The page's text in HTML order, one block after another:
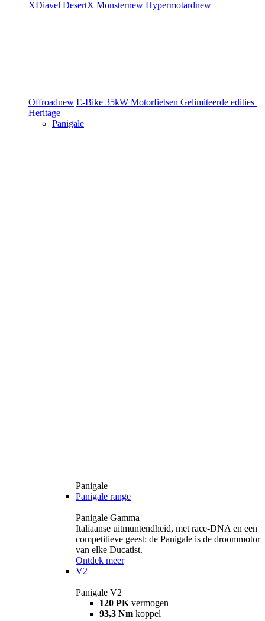
XDiavel DesertX Monsternew Hypermotardnew
Offroadnew E-Bike 35kW Motorfietsen Gelimiteerde edities
Heritage
Panigale
Panigale
Panigale range
Panigale Gamma
Italiaanse uitmuntendheid, met race-DNA en een
competitieve geest: de Panigale is de droommotor
van elke Ducatist.
Ontdek meer
V2
Panigale V2
120 PK vermogen
93,3 Nm koppel